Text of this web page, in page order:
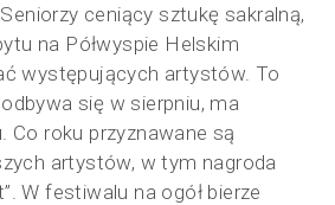
ceniący sztukę sakralną,
na Półwyspie Helskim
występujących artystów. To
się w sierpniu, ma
Co roku przyznawane są
artystów, w tym nagroda
W festiwalu na ogół bierze